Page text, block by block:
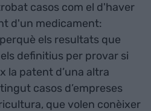
casos com el d'haver
d'un medicament:
els resultats que
definitius per provar si
la patent d’una altra
casos d’empreses
que volen conèixer